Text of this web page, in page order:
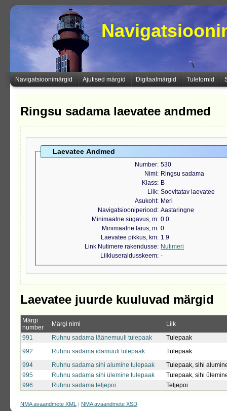
Navigatsioonimärgid Ajutised märgid Digitaalmärgid Tuletornid
Ringsu sadama laevatee andmed
Laevatee Andmed
Number 530
Nimi
Ringsu sadama
Klass
B
Liik Soovitatav laevatee
Asukoht
Meri
Navigatsiooniperiood
Aastaringne
Minimaalne sügavus, m 0.0
Minimaalne laius, m 0
Laevatee pikkus, km 1.9
Link Nutimere rakendusse
Nutimeri
Liikluseraldusskeem -
Laevatee juurde kuuluvad märgid
Märgi
number
Märgi nimi
Liik
991
Ruhnu sadama läänemuuli tulepaak
Tulepaak
992
Ruhnu sadama idamuuli tulepaak
Tulepaak
994
Ruhnu sadama sihi alumine tulepaak
Tulepaak, sihi
995
Ruhnu sadama sihi ülemine tulepaak
Tulepaak, sihi
996
Ruhnu sadama teljepoi Teljepoi
NMA avaandmete XML | NMA avaandmete XSD